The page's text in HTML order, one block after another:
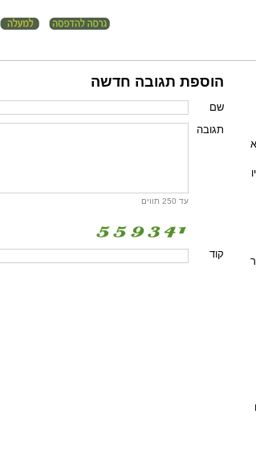
הוספת תגובה חדשה
שם
עד 250 תווים
תגובה
קוד